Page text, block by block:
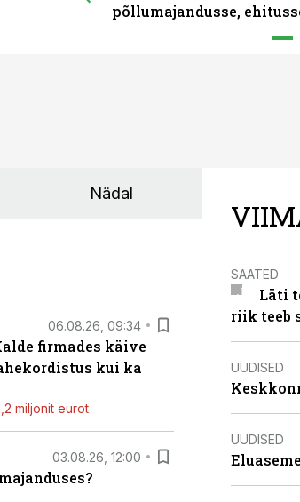
põllumajandusse,
Nädal
06.08.26, 09:34
firmades käive
kui ka
miljonit eurot
03.08.26, 12:00
SAATED
Läti
riik teeb
UUDISED
UUDISED